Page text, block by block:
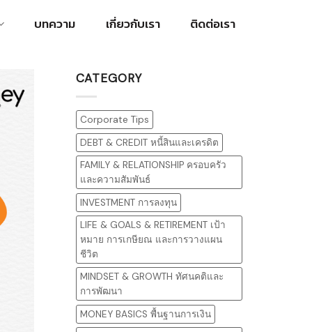
บทความ เกี่ยวกับเรา ติดต่อเรา
CATEGORY
Corporate Tips
DEBT & CREDIT หนี้สินและเครดิต
FAMILY & RELATIONSHIP ครอบครัว
และความสัมพันธ์
INVESTMENT การลงทุน
LIFE & GOALS & RETIREMENT เป้า
หมาย การเกษียณ และการวางแผน
ชีวิต
MINDSET & GROWTH ทัศนคติและ
การพัฒนา
MONEY BASICS พื้นฐานการเงิน